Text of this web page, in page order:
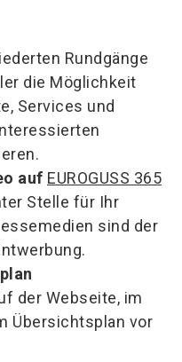
Rundgänge
die Möglichkeit
Services und
auf EUROGUSS 365
Stelle für Ihr
sind der
der Webseite, im
Übersichtsplan vor